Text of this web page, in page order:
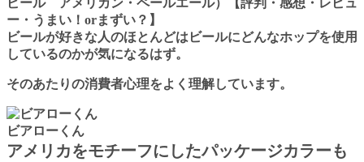
ビールが好きな人のほとんどはビールにどんなホップを使用
しているのかが気になるはず。
そのあたりの消費者心理をよく理解しています。
ビアローくん
アメリカをモチーフにしたパッケージカラーも